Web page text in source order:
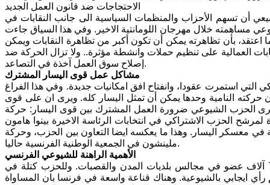
الاحتجاجات ضد قانون العمل الجديد
أن تسهم الأحزاب والمنظمات السياسية الى جانب النقابات في
مساهمته خلال مهرجان اللومانتية الاخير. وفي هذا السياق جاءت
بأن تظاهرته يمكن أن تكون أكبر من تظاهرة النقابات ويمكن
العمالية على تنظيم حملات وانشطة مؤثرة.. ولا تزال الحركة ضد
إصلاح سوق العمل آخذة في التصاعد.
مشاكل عمل قوى اليسار المشترك
التي استمرت عقودا، وانفتاح افق امكانيات جديدة. وفي هذا الفراغ
حركته النامية وحدها يمكن أن تمثل اليسار كله. ويرى ان على قوى
لواء حركته . وبالمقابل يرى الحزب الشيوعي ضرورة العمل المشترك بين قوى اليسار: حركة
الحزب الاشتراكي في انتخابات الرئاسة الاخيرة بينوا هامون
معسكر اليسار. وهذا ما يعكسه ايضا التعاون بين الحزب، وحركة
ملينشون في الجمعية الوطنية الفرنسية حاليا.
الأهمية الراهنة للشيوعي الفرنسي
لايزال الحزب قوة مهمة في فرنسا، ويضم حاليا 110 الف عضو. ويمتلك الحزب 7 آلاف عضو في مجالس بلديات المدن والقصبات. وللحزب كتلة في
في المائة من الفرنسيين لديهم رأي ايجابي بالشيوعية. وهناك قناعة واسعة في فرنسا بان المساواة